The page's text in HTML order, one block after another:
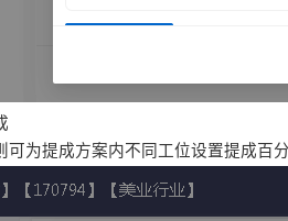
可为提成方案内不同工位设置提成百